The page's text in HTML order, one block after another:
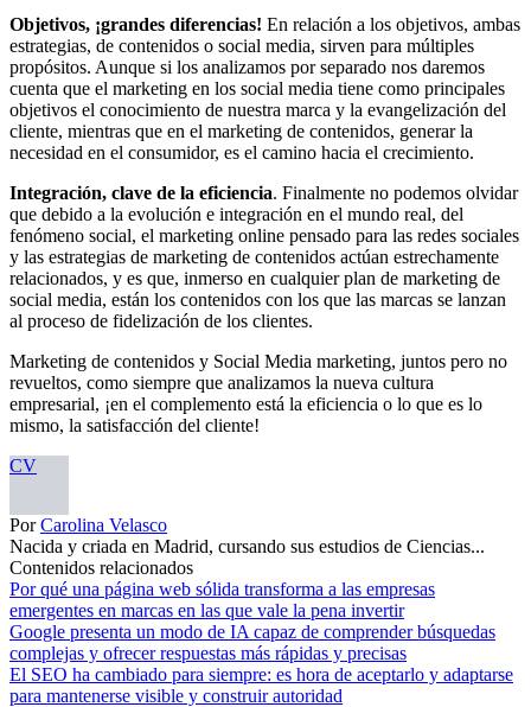
Objetivos, ¡grandes diferencias! En relación a los objetivos, ambas
estrategias, de contenidos o social media, sirven para múltiples
propósitos. Aunque si los analizamos por separado nos daremos
cuenta que el marketing en los social media tiene como principales
objetivos el conocimiento de nuestra marca y la evangelización del
cliente, mientras que en el marketing de contenidos, generar la
necesidad en el consumidor, es el camino hacia el crecimiento.
Integración, clave de la eficiencia. Finalmente no podemos olvidar
que debido a la evolución e integración en el mundo real, del
fenómeno social, el marketing online pensado para las redes sociales
y las estrategias de marketing de contenidos actúan estrechamente
relacionados, y es que, inmerso en cualquier plan de marketing de
social media, están los contenidos con los que las marcas se lanzan
al proceso de fidelización de los clientes.
Marketing de contenidos y Social Media marketing, juntos pero no
revueltos, como siempre que analizamos la nueva cultura
empresarial, ¡en el complemento está la eficiencia o lo que es lo
mismo, la satisfacción del cliente!
CV
PorCarolina Velasco
Nacida y criada en Madrid, cursando sus estudios de Ciencias...
Contenidos relacionados
Por qué una página web sólida transforma a las empresas
emergentes en marcas en las que vale la pena invertir
Google presenta un modo de IA capaz de comprender búsquedas
complejas y ofrecer respuestas más rápidas y precisas
El SEO ha cambiado para siempre: es hora de aceptarlo y adaptarse
para mantenerse visible y construir autoridad